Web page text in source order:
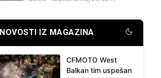
NOVOSTI IZ MAGAZINA
CFMOTO West
Balkan tim uspešan